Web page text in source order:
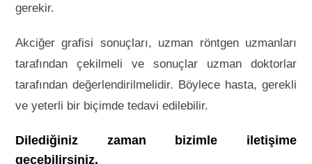
gerekir.
Akciğer grafisi sonuçları, uzman röntgen uzmanları
tarafından çekilmeli ve sonuçlar uzman doktorlar
tarafından değerlendirilmelidir. Böylece hasta, gerekli
ve yeterli bir biçimde tedavi edilebilir.
Dilediğiniz zaman bizimle iletişime
geçebilirsiniz.